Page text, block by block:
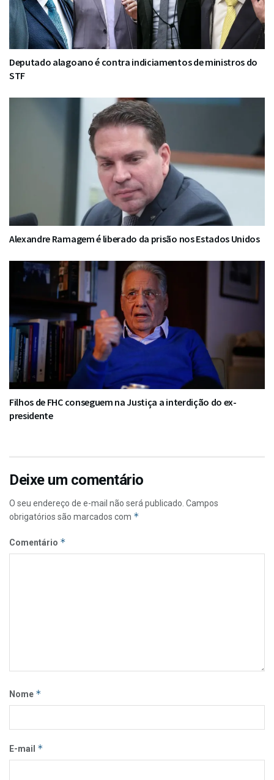
Deputado alagoano é contra indiciamentos de ministros do
STF
Alexandre Ramagem é liberado da prisão nos Estados Unidos
Filhos de FHC conseguem na Justiça a interdição do ex-
presidente
Deixe um comentário
O seu endereço de e-mail não será publicado. Campos
obrigatórios são marcados com *
Comentário *
Nome *
E-mail *